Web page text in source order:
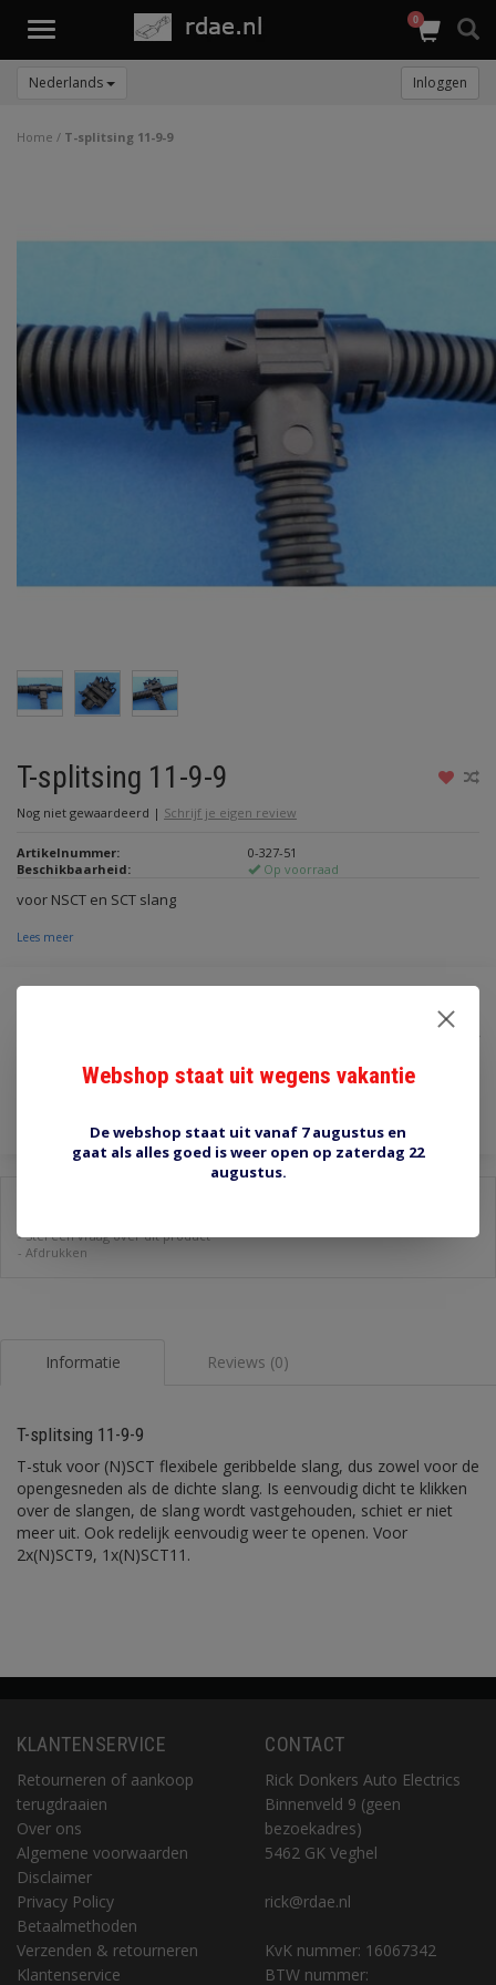
Toggle
0
Nederlands Inloggen
Home / T-splitsing 11-9-9
T-splitsing 11-9-9
Nog niet gewaardeerd | Schrijf je eigen review
Artikelnummer:
0-327-51
Beschikbaarheid:
Op voorraad
voor NSCT en SCT slang
Lees meer
€1,50
Toevoegen aan winkelwagen
-Stel een vraag over dit product
- Afdrukken
Informatie Reviews (0)
T-splitsing 11-9-9
T-stuk voor (N)SCT flexibele geribbelde slang, dus zowel voor de
opengesneden als de dichte slang. Is eenvoudig dicht te klikken
over de slangen, de slang wordt vastgehouden, schiet er niet
meer uit. Ook redelijk eenvoudig weer te openen. Voor
2x(N)SCT9, 1x(N)SCT11.
KLANTENSERVICE
Retourneren of aankoop
terugdraaien
Over ons
Algemene voorwaarden
Disclaimer
Privacy Policy
Betaalmethoden
Verzenden & retourneren
Klantenservice
CONTACT
Rick Donkers Auto Electrics
Binnenveld 9 (geen
bezoekadres)
5462 GK Veghel
rick@rdae.nl
KvK nummer: 16067342
BTW nummer:
Webshop staat uit wegens vakantie
De webshop staat uit vanaf 7 augustus en
gaat als alles goed is weer open op zaterdag 22
augustus.